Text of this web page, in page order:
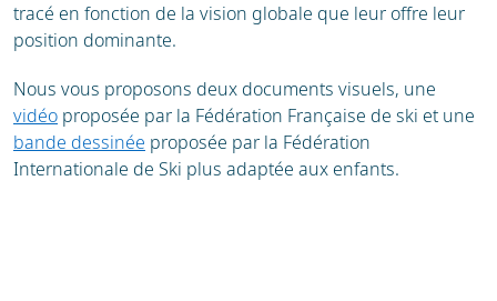
tracé en fonction de la vision globale que leur offre leur
position dominante.
Nous vous proposons deux documents visuels, une
vidéo proposée par la Fédération Française de ski et une
bande dessinée proposée par la Fédération
Internationale de Ski plus adaptée aux enfants.